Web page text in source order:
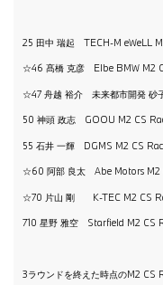
25 田中 瑞起 TECH-M eWeLL
☆46 髙橋 克彦 Elbe BMW M2
☆47 舟越 裕介 未来都市開発 砂
50 神頭 政志 GOOU M2 CS
55 石井 一輝 DGMS M2 CS
☆60 阿部 良太 Abe Motors M2
☆70 片山 剛 K-TEC M2 CS
710 星野 雅空 Starfield M2 CS
3ラウンドを終えた時点のM2 CS